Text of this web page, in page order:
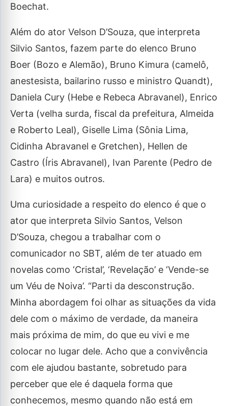
Boechat.
Além do ator Velson D’Souza, que interpreta
Silvio Santos, fazem parte do elenco Bruno
Boer (Bozo e Alemão), Bruno Kimura (camelô,
anestesista, bailarino russo e ministro Quandt),
Daniela Cury (Hebe e Rebeca Abravanel), Enrico
Verta (velha surda, fiscal da prefeitura, Almeida
e Roberto Leal), Giselle Lima (Sônia Lima,
Cidinha Abravanel e Gretchen), Hellen de
Castro (Íris Abravanel), Ivan Parente (Pedro de
Lara) e muitos outros.
Uma curiosidade a respeito do elenco é que o
ator que interpreta Silvio Santos, Velson
D’Souza, chegou a trabalhar com o
comunicador no SBT, além de ter atuado em
novelas como ‘Cristal’, ‘Revelação’ e ‘Vende-se
um Véu de Noiva’. “Parti da desconstrução.
Minha abordagem foi olhar as situações da vida
dele com o máximo de verdade, da maneira
mais próxima de mim, do que eu vivi e me
colocar no lugar dele. Acho que a convivência
com ele ajudou bastante, sobretudo para
perceber que ele é daquela forma que
conhecemos, mesmo quando não está em